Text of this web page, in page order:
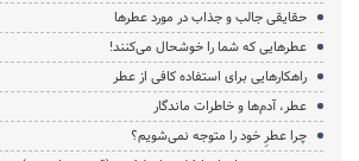
حقایقی جالب و جذاب در مورد عطرها
عطرهایی که شما را خوشحال می­‌کنند!
راه­کارهایی برای استفاده کافی از عطر
عطر، آدم­‌ها و خاطرات ماندگار
چرا عطرِ خود را متوجه نمی­‌شویم؟